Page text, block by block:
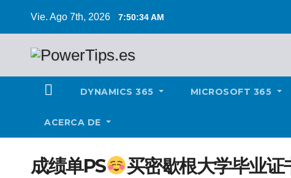
Vie. Ago 7th, 2026 7:50:35 AM
DYNAMICS 365 MICROSOFT 365
ACERCA DE
成绩单PS 买密歇根大学毕业